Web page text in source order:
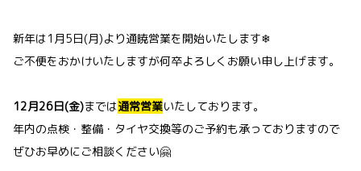
新年は1月5日(月)より通暁営業を開始いたします❄
ご不便をおかけいたしますが何卒よろしくお願い申し上げます。
12月26日(金)までは通常営業いたしております。
年内の点検・整備・タイヤ交換等のご予約も承っておりますので
ぜひお早めにご相談ください🤗